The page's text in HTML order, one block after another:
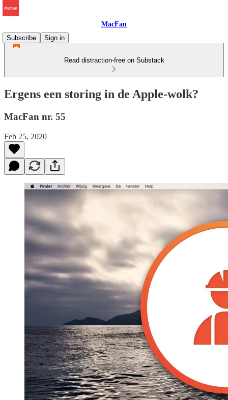
MacFan
Subscribe
Sign in
Read distraction-free on Substack
Ergens een storing in de Apple-wolk?
MacFan nr. 55
Feb 25, 2020